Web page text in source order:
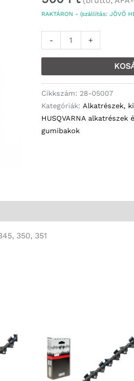
RAKTÁRON - (szállítás: JÖVŐ
-
345,
28-
mennyiség
+
Cikkszám: 28-05007
Kategóriák: Alkatrészek,
HUSQVARNA alkatrészek
gumibakok
350, 351